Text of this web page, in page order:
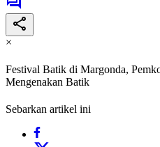
×
Festival Batik di Margonda,
Mengenakan Batik
Sebarkan artikel ini